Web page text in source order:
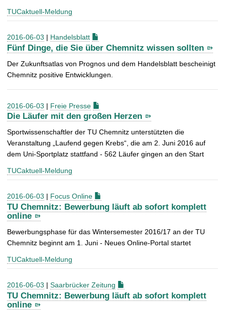
TUCaktuell-Meldung
2016-06-03 | Handelsblatt
Fünf Dinge, die Sie über Chemnitz wissen sollten
Der Zukunftsatlas von Prognos und dem Handelsblatt bescheinigt
Chemnitz positive Entwicklungen.
2016-06-03 | Freie Presse
Die Läufer mit den großen Herzen
Sportwissenschaftler der TU Chemnitz unterstützten die
Veranstaltung „Laufend gegen Krebs“, die am 2. Juni 2016 auf
dem Uni-Sportplatz stattfand - 562 Läufer gingen an den Start
TUCaktuell-Meldung
2016-06-03 | Focus Online
TU Chemnitz: Bewerbung läuft ab sofort komplett
online
Bewerbungsphase für das Wintersemester 2016/17 an der TU
Chemnitz beginnt am 1. Juni - Neues Online-Portal startet
TUCaktuell-Meldung
2016-06-03 | Saarbrücker Zeitung
TU Chemnitz: Bewerbung läuft ab sofort komplett
online